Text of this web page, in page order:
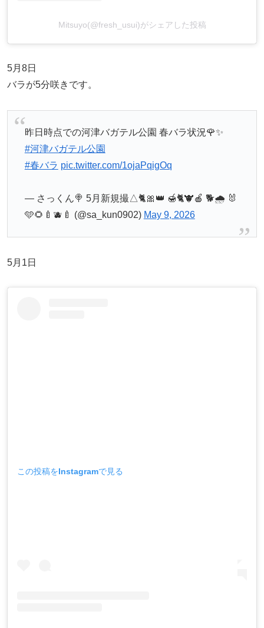
Mitsuyo(@fresh_usui)がシェアした投稿
5月8日
バラが5分咲きです。
昨日時点での河津バガテル公園 春バラ状況🌹✨
#河津バガテル公園
#春バラ pic.twitter.com/1ojaPqigOq
— さっくん🍭 5月新規撮△🐈🎀👑 🍯🐈🐮🍎 🐕🌧 🐰
🩵🌻🍼🫐🍼 (@sa_kun0902) May 9, 2026
5月1日
この投稿をInstagramで見る